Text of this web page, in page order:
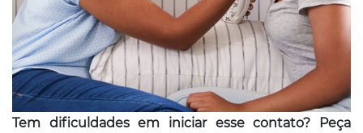
Tem dificuldades em iniciar esse contato? Peça